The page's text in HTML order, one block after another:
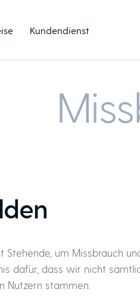
Kundendienst
um Missbrauch
dafür, dass wir nicht
Nutzern stammen.